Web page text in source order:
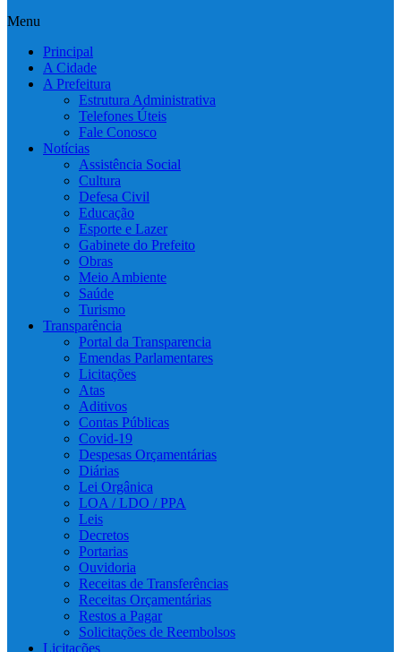
Menu
Principal
A Cidade
A Prefeitura
Estrutura Administrativa
Telefones Úteis
Fale Conosco
Notícias
Assistência Social
Cultura
Defesa Civil
Educação
Esporte e Lazer
Gabinete do Prefeito
Obras
Meio Ambiente
Saúde
Turismo
Transparência
Portal da Transparencia
Emendas Parlamentares
Licitações
Atas
Aditivos
Contas Públicas
Covid-19
Despesas Orçamentárias
Diárias
Lei Orgânica
LOA / LDO / PPA
Leis
Decretos
Portarias
Ouvidoria
Receitas de Transferências
Receitas Orçamentárias
Restos a Pagar
Solicitações de Reembolsos
Licitações